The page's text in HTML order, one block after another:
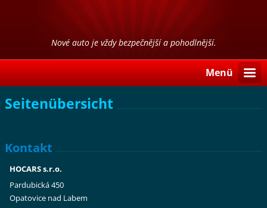
Nové auto je vždy bezpečnější a pohodlnější.
Menü
Seitenübersicht
Kontakt
HOCARS s.r.o.
Pardubická 450
Opatovice nad Labem